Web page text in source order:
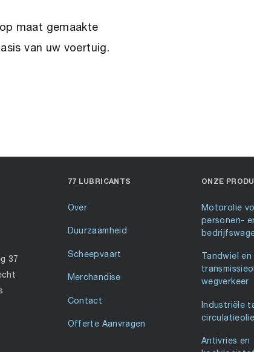
maat gemaakte
van uw voertuig.
37
77 LUBRICANTS
Over
Duurzaamheid
Scheepvaart
Merchandise
Contact
Offerte Aanvragen
ONZE
Motorolie
personen-
Tandwiel en
wegverkeer
Industriële
circulatieolie
Antivries en